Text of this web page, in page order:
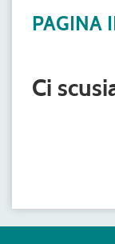
PAGINA
Ci